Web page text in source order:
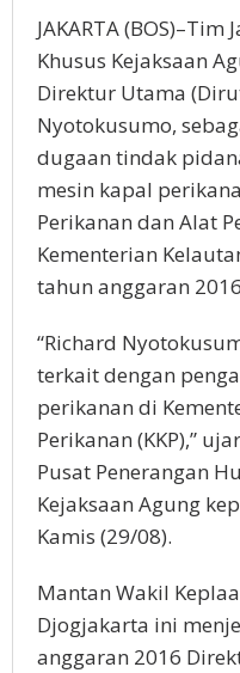
JAKARTA
Khusus Kejaksaan
Direktur Utama
Nyotokusumo,
dugaan tindak
mesin kapal
Perikanan dan Alat
Kementerian
tahun anggaran
“Richard
terkait dengan
perikanan di
Perikanan (KKP),”
Pusat Penerangan
Kejaksaan Agung
Kamis (29/08).
Mantan Wakil
Djogjakarta ini
anggaran 2016